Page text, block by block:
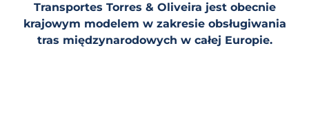
Transportes Torres & Oliveira jest obecnie
krajowym modelem w zakresie obsługiwania
tras międzynarodowych w całej Europie.